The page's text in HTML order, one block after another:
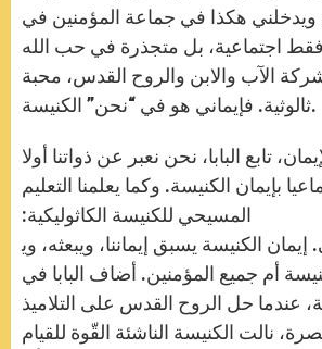
ويدخلني هكذا في جماعة المؤمنين في
اجتماعية، بل متجذرة في حب الله
الآب والابن والروح القدس، محبة
ثالوثية. فإيماني هو في “نحن” الكنيسة.
تابع البابا، نحن نعبر عن ذواتنا أولا
بإيمان الكنيسة. وكما يعلمنا التعليم
المسيحي للكنيسة الكاثوليكية:
الكنيسة يسبق إيماننا، ويبعثه، وي
أم جميع المؤمنين. أضاف البابا في
عندما حل الروح القدس على التلاميذ
نالت الكنيسة الناشئة القّوة للقيام